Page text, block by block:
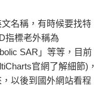
名稱，有時候要找特
指標老外稱為
SAR」等等，目前
官網了解細節)，
以後到國外網站看程